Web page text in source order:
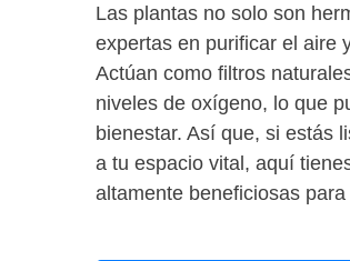
Las plantas no solo son
expertas en purificar el aire
Actúan como filtros
niveles de oxígeno, lo que
bienestar. Así que, si estás
a tu espacio vital, aquí
altamente beneficiosas